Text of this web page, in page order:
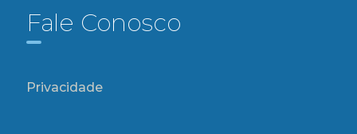
Fale Conosco
Privacidade